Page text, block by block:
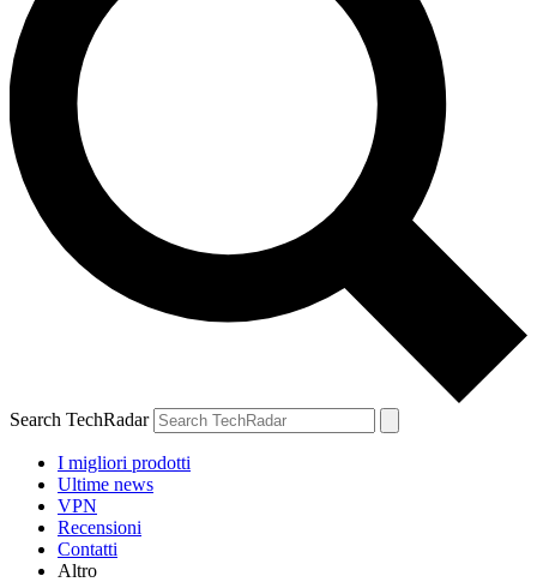
Search TechRadar
I migliori prodotti
Ultime news
VPN
Recensioni
Contatti
Altro